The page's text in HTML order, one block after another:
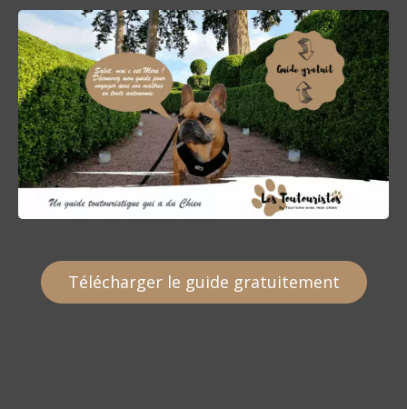
Télécharger le guide gratuitement